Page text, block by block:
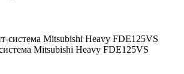
Mitsubishi Heavy FDE125VS